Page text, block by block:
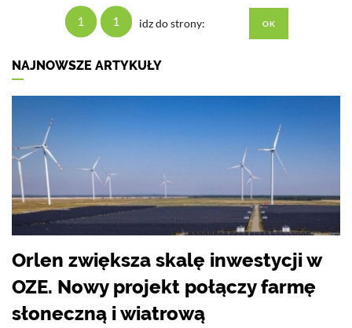
1 1 idz do strony:
NAJNOWSZE ARTYKUŁY
Orlen zwiększa skalę inwestycji w
OZE. Nowy projekt połączy farmę
słoneczną i wiatrową